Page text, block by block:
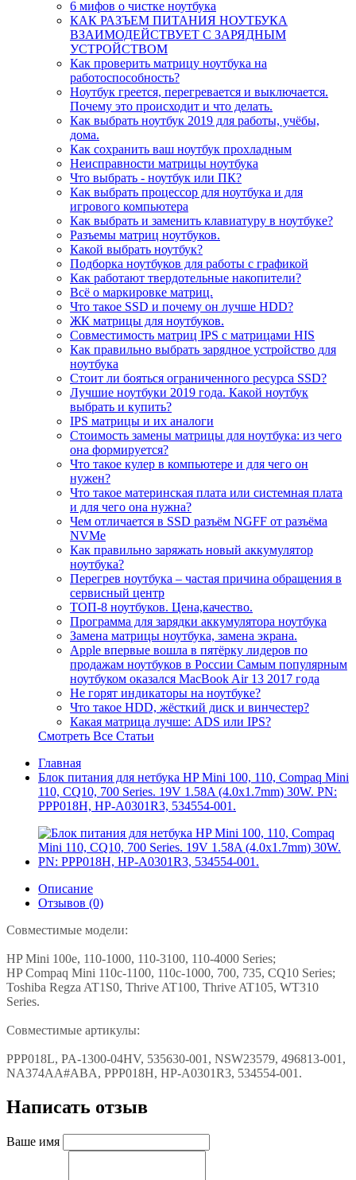
6 мифов о чистке ноутбука
КАК РАЗЪЕМ ПИТАНИЯ НОУТБУКА
ВЗАИМОДЕЙСТВУЕТ С ЗАРЯДНЫМ
УСТРОЙСТВОМ
Как проверить матрицу ноутбука на
работоспособность?
Ноутбук греется, перегревается и выключается.
Почему это происходит и что делать.
Как выбрать ноутбук 2019 для работы, учёбы,
дома.
Как сохранить ваш ноутбук прохладным
Неисправности матрицы ноутбука
Что выбрать - ноутбук или ПК?
Как выбрать процессор для ноутбука и для
игрового компьютера
Как выбрать и заменить клавиатуру в ноутбуке?
Разъемы матриц ноутбуков.
Какой выбрать ноутбук?
Подборка ноутбуков для работы с графикой
Как работают твердотельные накопители?
Всё о маркировке матриц.
Что такое SSD и почему он лучше HDD?
ЖК матрицы для ноутбуков.
Совместимость матриц IPS с матрицами HIS
Как правильно выбрать зарядное устройство для
ноутбука
Стоит ли бояться ограниченного ресурса SSD?
Лучшие ноутбуки 2019 года. Какой ноутбук
выбрать и купить?
IPS матрицы и их аналоги
Стоимость замены матрицы для ноутбука: из чего
она формируется?
Что такое кулер в компьютере и для чего он
нужен?
Что такое материнская плата или системная плата
и для чего она нужна?
Чем отличается в SSD разъём NGFF от разъёма
NVMe
Как правильно заряжать новый аккумулятор
ноутбука?
Перегрев ноутбука – частая причина обращения в
сервисный центр
ТОП-8 ноутбуков. Цена,качество.
Программа для зарядки аккумулятора ноутбука
Замена матрицы ноутбука, замена экрана.
Apple впервые вошла в пятёрку лидеров по
продажам ноутбуков в России Самым популярным
ноутбуком оказался MacBook Air 13 2017 года
Не горят индикаторы на ноутбуке?
Что такое HDD, жёсткий диск и винчестер?
Какая матрица лучше: ADS или IPS?
Смотреть Все Статьи
Главная
Блок питания для нетбука HP Mini 100, 110, Compaq Mini
110, CQ10, 700 Series. 19V 1.58A (4.0x1.7mm) 30W. PN:
PPP018H, HP-A0301R3, 534554-001.
Описание
Отзывов (0)
Совместимые модели:
HP Mini 100e, 110-1000, 110-3100, 110-4000 Series;
HP Compaq Mini 110c-1100, 110c-1000, 700, 735, CQ10 Series;
Toshiba Regza AT1S0, Thrive AT100, Thrive AT105, WT310
Series.
Совместимые артикулы:
PPP018L, PA-1300-04HV, 535630-001, NSW23579, 496813-001,
NA374AA#ABA, PPP018H, HP-A0301R3, 534554-001.
Написать отзыв
Ваше имя